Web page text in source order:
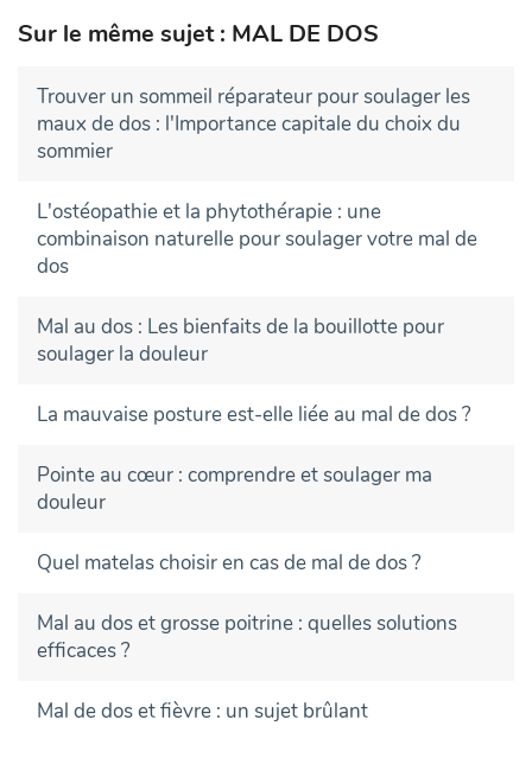
Sur le même sujet : MAL DE DOS
Trouver un sommeil réparateur pour soulager les
maux de dos : l'Importance capitale du choix du
sommier
L'ostéopathie et la phytothérapie : une
combinaison naturelle pour soulager votre mal de
dos
Mal au dos : Les bienfaits de la bouillotte pour
soulager la douleur
La mauvaise posture est-elle liée au mal de dos ?
Pointe au cœur : comprendre et soulager ma
douleur
Quel matelas choisir en cas de mal de dos ?
Mal au dos et grosse poitrine : quelles solutions
efficaces ?
Mal de dos et fièvre : un sujet brûlant